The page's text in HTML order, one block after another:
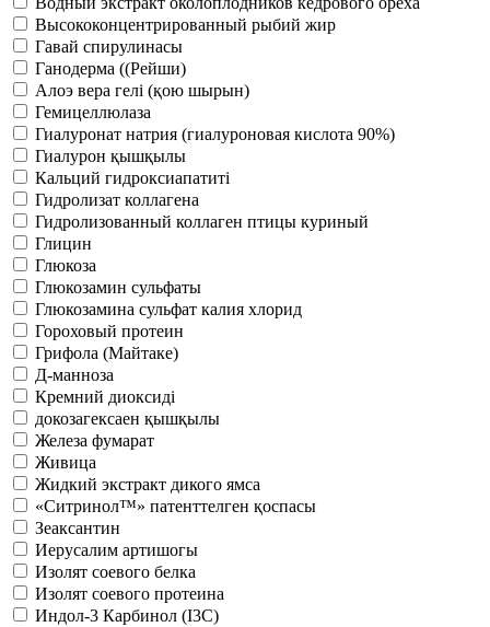
Высококонцентрированный рыбий жир
Гавай спирулинасы
Ганодерма ((Рейши)
Алоэ вера гелі (қою шырын)
Гемицеллюлаза
Гиалуронат натрия (гиалуроновая кислота 90%)
Гиалурон қышқылы
Кальций гидроксиапатиті
Гидролизат коллагена
Гидролизованный коллаген птицы куриный
Глицин
Глюкоза
Глюкозамин сульфаты
Глюкозамина сульфат калия хлорид
Гороховый протеин
Грифола (Майтаке)
Д-манноза
Кремний диоксиді
докозагексаен қышқылы
Железа фумарат
Живица
Жидкий экстракт дикого ямса
«Ситринол™» патенттелген қоспасы
Зеаксантин
Иерусалим артишогы
Изолят соевого белка
Изолят соевого протеина​​​​​​​
Индол-3 Карбинол (I3C)